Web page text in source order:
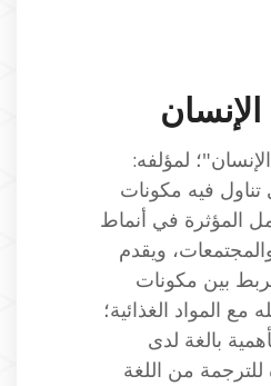
لمؤلفه:
تناول فيه مكونات
المؤثرة في أنماط
ويقدم
بين مكونات
مع المواد الغذائية؛
بالغة لدى
للترجمة من اللغة